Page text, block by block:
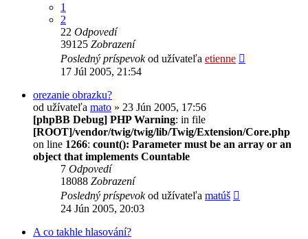
1
2
22 Odpovedí
39125 Zobrazení
Posledný príspevokod užívateľa etienne
17 Júl 2005, 21:54
orezanie obrazku?
od užívateľa mato » 23 Jún 2005, 17:56
[phpBB Debug] PHP Warning: in file
[ROOT]/vendor/twig/twig/lib/Twig/Extension/Core.php
on line 1266: count(): Parameter must be an array or an
object that implements Countable
7 Odpovedí
18088 Zobrazení
Posledný príspevokod užívateľa matúš
24 Jún 2005, 20:03
A co takhle hlasování?